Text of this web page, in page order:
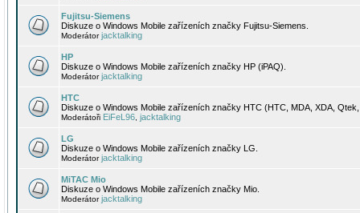
Fujitsu-Siemens
Diskuze o Windows Mobile zařízeních značky Fujitsu-Siemens.
Moderátorjacktalking
HP
Diskuze o Windows Mobile zařízeních značky HP (iPAQ).
Moderátorjacktalking
HTC
Diskuze o Windows Mobile zařízeních značky HTC (HTC, MDA, XDA,
Moderátoři EiFeL96 jacktalking
LG
Diskuze o Windows Mobile zařízeních značky LG.
Moderátorjacktalking
MiTAC Mio
Diskuze o Windows Mobile zařízeních značky Mio.
Moderátorjacktalking